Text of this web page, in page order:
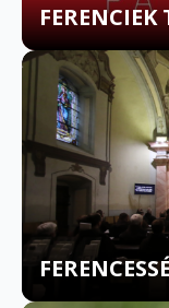
FERENCIEK